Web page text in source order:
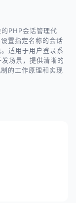
PHP会话管理代
置指定名称的会话
适用于用户登录系
场景，提供清晰的
的工作原理和实现